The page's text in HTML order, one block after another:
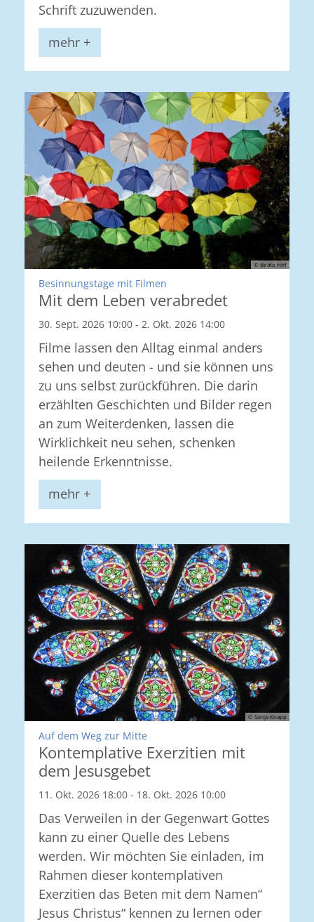
Schrift zuzuwenden.
mehr +
© Beate Hirt
Besinnungstage mit Filmen
Mit dem Leben verabredet
30. Sept. 2026 10:00 - 2. Okt. 2026 14:00
Filme lassen den Alltag einmal anders
sehen und deuten - und sie können uns
zu uns selbst zurückführen. Die darin
erzählten Geschichten und Bilder regen
an zum Weiterdenken, lassen die
Wirklichkeit neu sehen, schenken
heilende Erkenntnisse.
mehr +
© Sonja Knapp
Auf dem Weg zur Mitte
Kontemplative Exerzitien mit
dem Jesusgebet
11. Okt. 2026 18:00 - 18. Okt. 2026 10:00
Das Verweilen in der Gegenwart Gottes
kann zu einer Quelle des Lebens
werden. Wir möchten Sie einladen, im
Rahmen dieser kontemplativen
Exerzitien das Beten mit dem Namen“
Jesus Christus“ kennen zu lernen oder